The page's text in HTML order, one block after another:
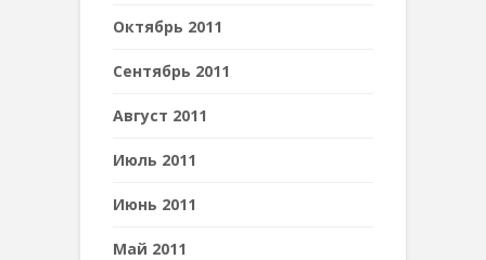
Октябрь 2011
Сентябрь 2011
Август 2011
Июль 2011
Июнь 2011
Май 2011